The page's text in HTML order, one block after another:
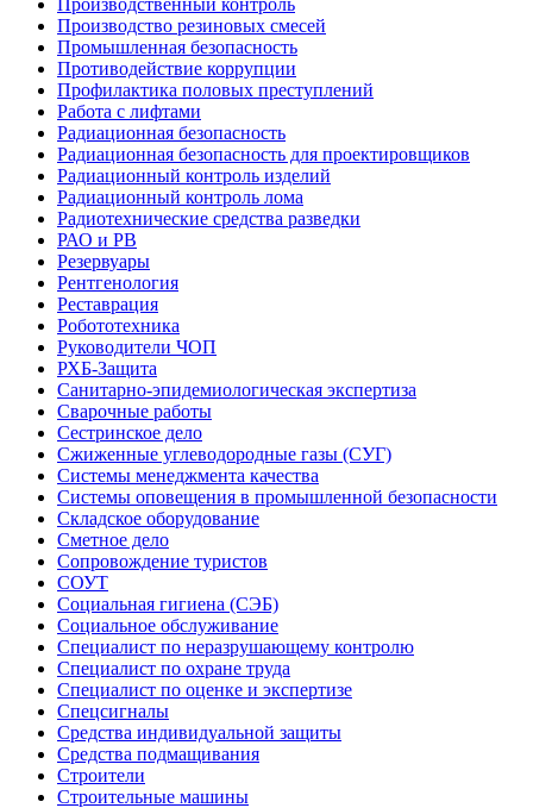
Производственный контроль
Производство резиновых смесей
Промышленная безопасность
Противодействие коррупции
Профилактика половых преступлений
Работа с лифтами
Радиационная безопасность
Радиационная безопасность для проектировщиков
Радиационный контроль изделий
Радиационный контроль лома
Радиотехнические средства разведки
РАО и РВ
Резервуары
Рентгенология
Реставрация
Робототехника
Руководители ЧОП
РХБ-Защита
Санитарно-эпидемиологическая экспертиза
Сварочные работы
Сестринское дело
Сжиженные углеводородные газы (СУГ)
Системы менеджмента качества
Системы оповещения в промышленной безопасности
Складское оборудование
Сметное дело
Сопровождение туристов
СОУТ
Социальная гигиена (СЭБ)
Социальное обслуживание
Специалист по неразрушающему контролю
Специалист по охране труда
Специалист по оценке и экспертизе
Спецсигналы
Средства индивидуальной защиты
Средства подмащивания
Строители
Строительные машины